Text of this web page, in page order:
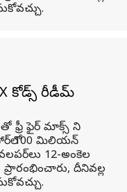
కోడ్స్ రీడీమ్
ఫ్రీ ఫైర్ మాక్స్ ని
100 మిలియన్
12-అంకెల
దీనివల్ల